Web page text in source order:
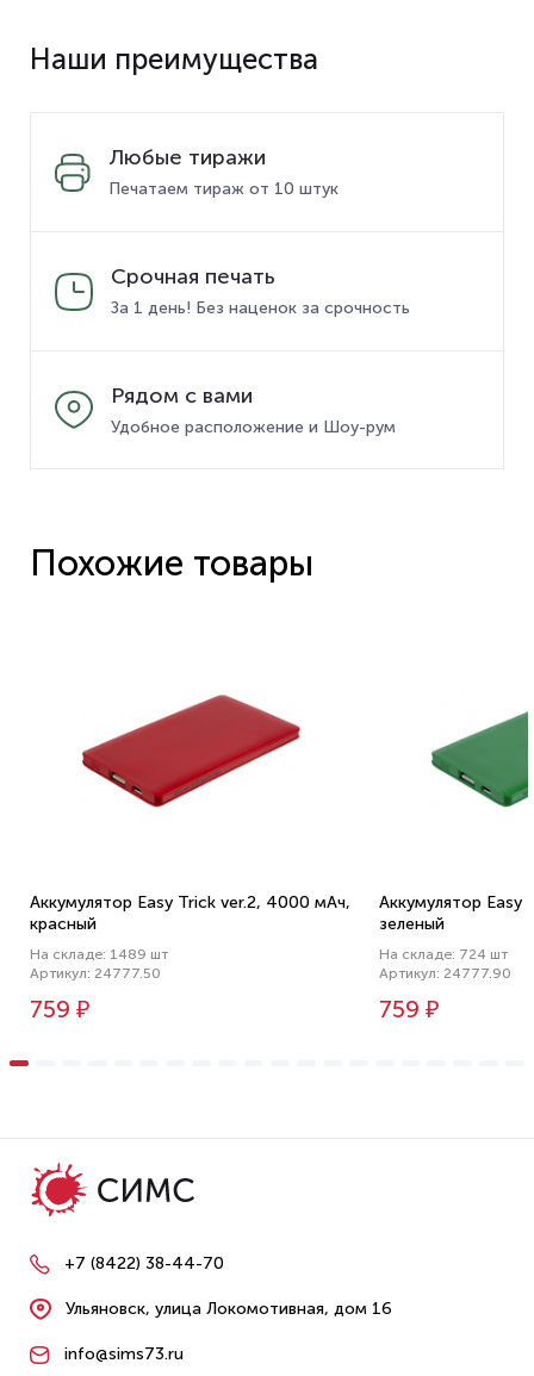
Наши преимущества
Любые тиражи
Печатаем тираж от 10 штук
Срочная печать
За 1 день! Без наценок за срочность
Рядом с вами
Удобное расположение и Шоу-рум
Похожие товары
Аккумулятор Easy Trick ver.2, 4000 мАч,
красный
На складе: 1489 шт
Артикул: 24777.50
759 ₽
Аккумулятор
зеленый
На складе: 724 шт
Артикул: 24777.90
759 ₽
+7 (8422) 38-44-70
Ульяновск, улица Локомотивная, дом 16
info@sims73.ru